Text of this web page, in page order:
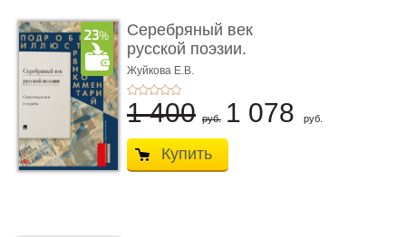
Серебряный век
русской поэзии.
Стихотворения � ...
Жуйкова Е.В.
1 400 руб. 1 078 руб.
Купить